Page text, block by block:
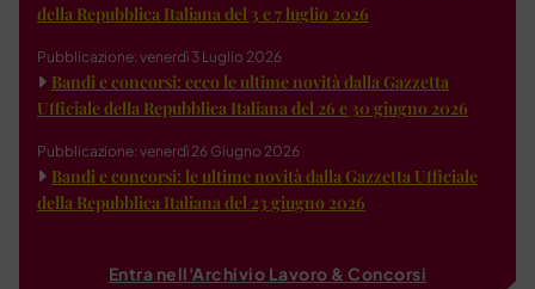
della Repubblica Italiana del 3 e 7 luglio 2026
Pubblicazione: venerdì 3 Luglio 2026
Bandi e concorsi: ecco le ultime novità dalla Gazzetta
Ufficiale della Repubblica Italiana del 26 e 30 giugno 2026
Pubblicazione: venerdì 26 Giugno 2026
Bandi e concorsi: le ultime novità dalla Gazzetta Ufficiale
della Repubblica Italiana del 23 giugno 2026
Entra nell'Archivio Lavoro & Concorsi